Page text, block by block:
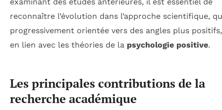
reconnaître l’évolution dans l’approche scientifique,
progressivement orientée vers des angles plus
en lien avec les théories de la psychologie positive.
Les principales contributions de la
recherche académique